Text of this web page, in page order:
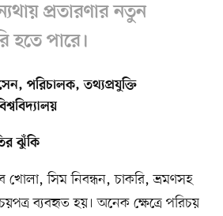
প্রতারণার নতুন
হতে পারে।
পরিচালক, তথ্যপ্রযুক্তি
ঝুঁকি
খোলা, সিম নিবন্ধন, চাকরি, ভ্রমণসহ
ব্যবহৃত হয়। অনেক ক্ষেত্রে পরিচয়